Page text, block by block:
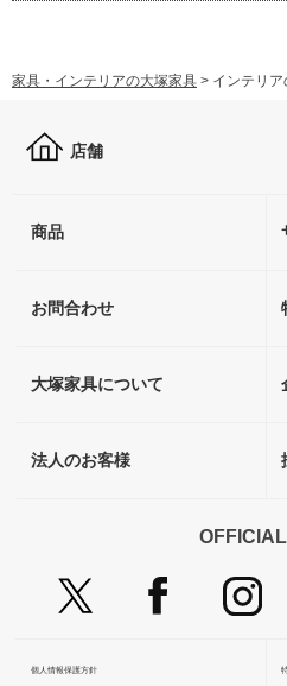
家具・インテリアの大塚家具 > インテリア
店舗
商品
お問合わせ
大塚家具について
法人のお客様
個人情報保護方針